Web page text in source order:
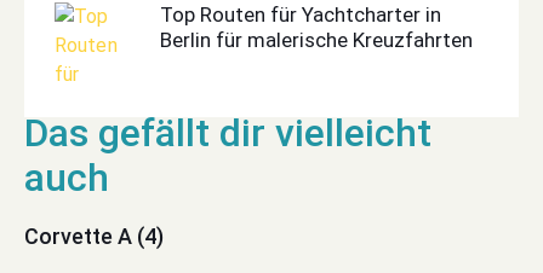
Top Routen für Yachtcharter in
Berlin für malerische Kreuzfahrten
Corvette A (4)